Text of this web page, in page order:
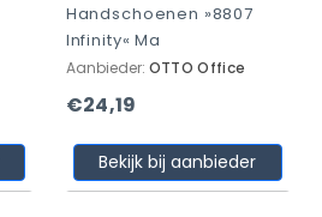
Handschoenen »8807
Infinity« Ma
Aanbieder: OTTO Office
€24,19
Bekijk bij aanbieder